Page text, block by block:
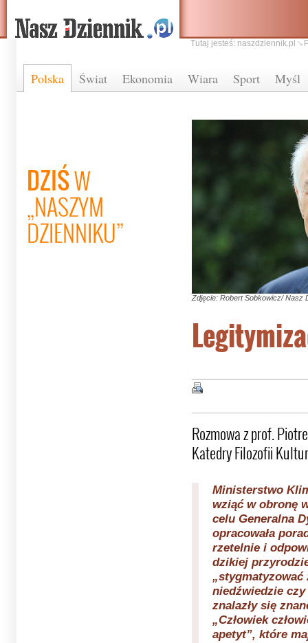
Polska Świat Ekonomia Wiara Sport Myśl
Tutaj jesteś: naszdziennik.pl
DZIŚW
„NASZYM
DZIENNIKU”
Zdjęcie: Robert Sobkowicz/ Nasz
Rozmowa z prof.
Katedry Filozofii
Ministerstwo
wziąć w obronę
celu Generalna
opracowała
rzetelnie i
dzikiej
niedźwiedzie
znalazły się
„Człowiek
apetyt”, które